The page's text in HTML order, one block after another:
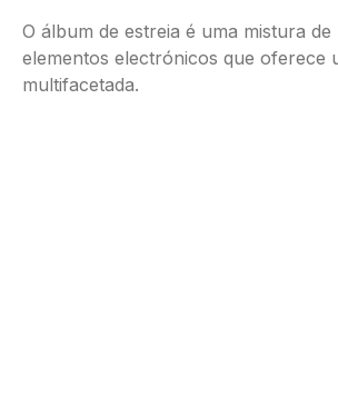
O álbum de estreia é uma mistura
elementos electrónicos que oferece
multifacetada.